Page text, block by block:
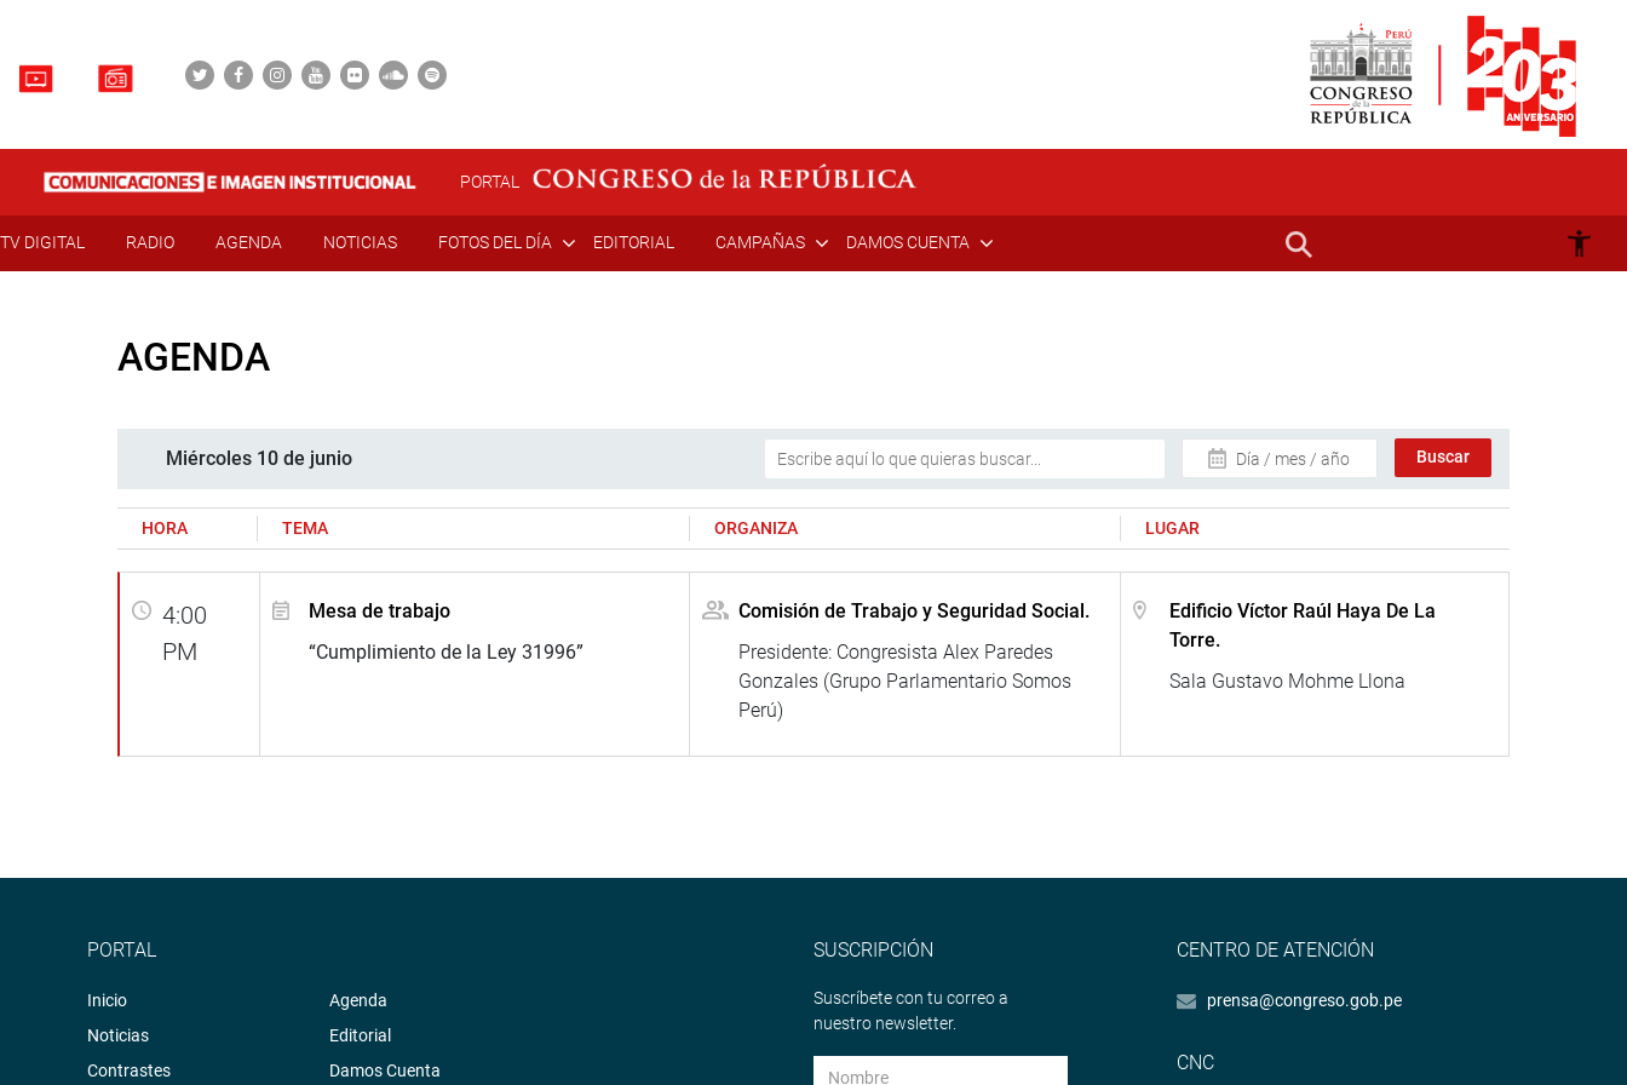
PORTAL
TV DIGITAL RADIO AGENDA NOTICIAS FOTOS DEL DÍA EDITORIAL CAMPAÑAS DAMOS CUENTA
AGENDA
Miércoles 10 de junio Día / mes / año
HORA TEMA ORGANIZA LUGAR
4:00
PM
Mesa de trabajo
“Cumplimiento de la Ley 31996”
Comisión de Trabajo y Seguridad Social.
Presidente: Congresista Alex Paredes
Gonzales (Grupo Parlamentario Somos
Perú)
Edificio Víctor Raúl Haya De La
Torre.
Sala Gustavo Mohme Llona
PORTAL
Inicio
Noticias
Contrastes
Agenda
Editorial
Damos Cuenta
SUSCRIPCIÓN
Suscríbete con tu correo a
nuestro newsletter.
CENTRO DE ATENCIÓN
prensa@congreso.gob.pe
CNC